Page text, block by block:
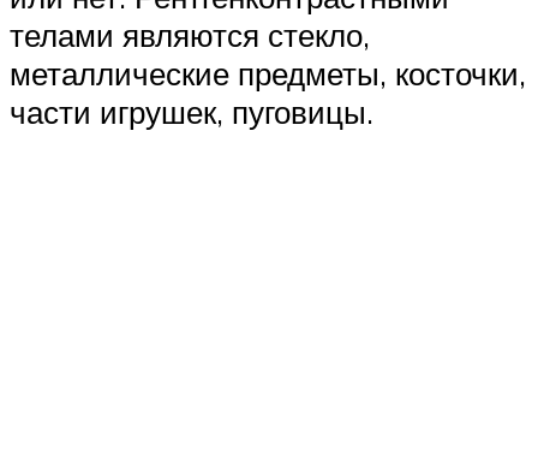
телами являются стекло,
металлические предметы, косточки,
части игрушек, пуговицы.